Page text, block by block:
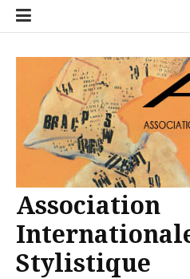
Aller
Association
Stylistique